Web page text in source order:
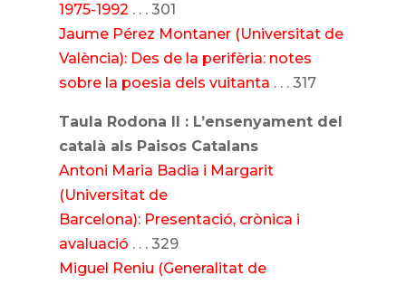
1975-1992 . . . 301
Jaume Pérez Montaner (Universitat de
València): Des de la perifèria: notes
sobre la poesia dels vuitanta . . . 317
Taula Rodona II : L’ensenyament del
català als Paisos Catalans
Antoni Maria Badia i Margarit
(Universitat de
Barcelona): Presentació, crònica i
avaluació . . . 329
Miguel Reniu (Generalitat de